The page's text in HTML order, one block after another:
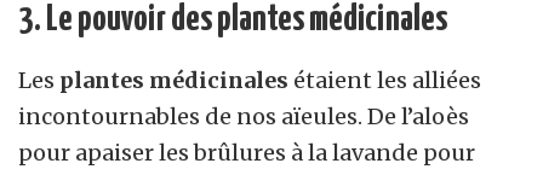
3. Le pouvoir des plantes médicinales
Les plantes médicinales étaient les alliées
incontournables de nos aïeules. De l’aloès
pour apaiser les brûlures à la lavande pour